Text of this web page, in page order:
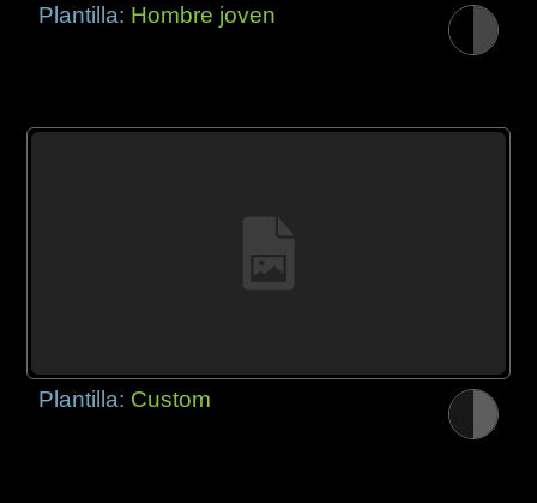
Plantilla: Hombre joven
Plantilla: Custom